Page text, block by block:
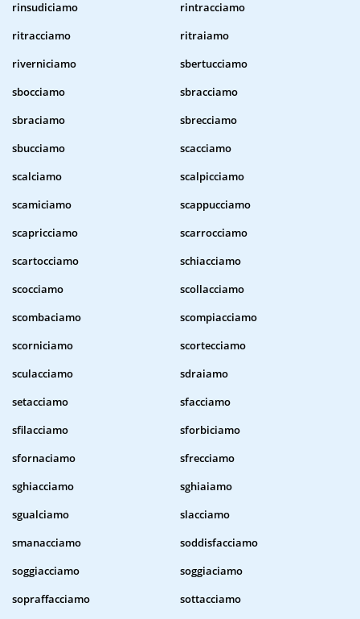
rinsudiciamo
rintracciamo
ritracciamo
ritraiamo
riverniciamo
sbertucciamo
sbocciamo
sbracciamo
sbraciamo
sbrecciamo
sbucciamo
scacciamo
scalciamo
scalpicciamo
scamiciamo
scappucciamo
scapricciamo
scarrocciamo
scartocciamo
schiacciamo
scocciamo
scollacciamo
scombaciamo
scompiacciamo
scorniciamo
scortecciamo
sculacciamo
sdraiamo
setacciamo
sfacciamo
sfilacciamo
sforbiciamo
sfornaciamo
sfrecciamo
sghiacciamo
sghiaiamo
sgualciamo
slacciamo
smanacciamo
soddisfacciamo
soggiacciamo
soggiaciamo
sopraffacciamo
sottacciamo